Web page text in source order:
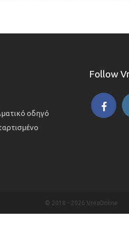
οδηγό
Follow
© 2018 - 2026 VresOnline